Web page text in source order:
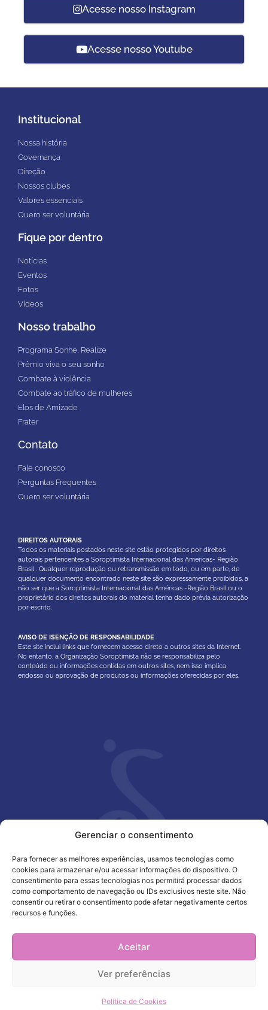
Gerenciar o consentimento
Para fornecer as melhores experiências, usamos tecnologias como
cookies para armazenar e/ou acessar informações do dispositivo. O
consentimento para essas tecnologias nos permitirá processar dados
como comportamento de navegação ou IDs exclusivos neste site. Não
consentir ou retirar o consentimento pode afetar negativamente certos
recursos e funções.
Aceitar
Ver preferências
Política de Cookies
Acesse nosso Instagram
Acesse nosso Youtube
Institucional
Nossa história
Governança
Direção
Nossos clubes
Valores essenciais
Quero ser voluntária
Fique por dentro
Notícias
Eventos
Fotos
Vídeos
Nosso trabalho
Programa Sonhe, Realize
Prêmio viva o seu sonho
Combate à violência
Combate ao tráfico de mulheres
Elos de Amizade
Frater
Contato
Fale conosco
Perguntas Frequentes
Quero ser voluntária
DIREITOS AUTORAIS
Todos os materiais postados neste site estão protegidos por direitos
autorais pertencentes a Soroptimista Internacional das Americas- Região
Brasil . Qualquer reprodução ou retransmissão em todo, ou em parte, de
qualquer documento encontrado neste site são expressamente proibidos, a
não ser que a Soroptimista Internacional das Américas -Região Brasil ou o
proprietário dos direitos autorais do material tenha dado prévia autorização
por escrito.
AVISO DE ISENÇÃO DE RESPONSABILIDADE
Este site inclui links que fornecem acesso direto a outros sites da Internet.
No entanto, a Organização Soroptimista não se responsabiliza pelo
conteúdo ou informações contidas em outros sites, nem isso implica
endosso ou aprovação de produtos ou informações oferecidas por eles.
© 2023 – Soroptimistas Região Brasil – Todos os